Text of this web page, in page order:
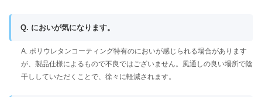
Q. においが気になります。
A. ポリウレタンコーティング特有のにおいが感じられる場合があります
が、製品仕様によるもので不良ではございません。風通しの良い場所で陰
干ししていただくことで、徐々に軽減されます。